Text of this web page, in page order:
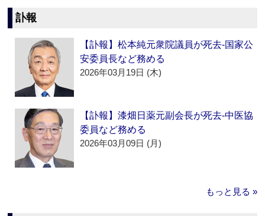
訃報
【訃報】松本純元衆院議員が死去‐国家公
安委員長など務める
2026年03月19日 (木)
【訃報】漆畑日薬元副会長が死去‐中医協
委員など務める
2026年03月09日 (月)
もっと見る »